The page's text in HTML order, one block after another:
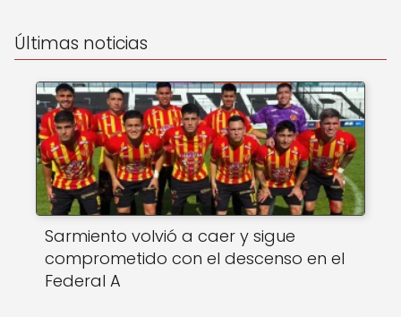
Últimas noticias
Sarmiento volvió a caer y sigue
comprometido con el descenso en el
Federal A